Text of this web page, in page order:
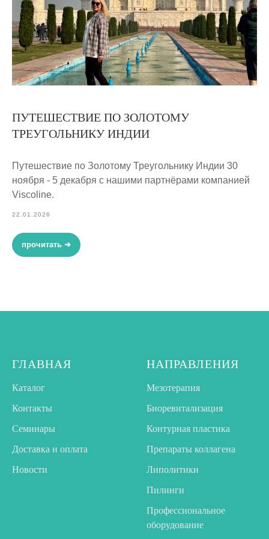
ПУТЕШЕСТВИЕ ПО ЗОЛОТОМУ
ТРЕУГОЛЬНИКУ ИНДИИ
Путешествие по Золотому Треугольнику Индии 30
ноября - 5 декабря с нашими партнёрами компанией
Viscoline.
22.01.2026
прочитать ➜
ГЛАВНАЯ
Каталог
Контакты
Семинары
Доставка и оплата
Новости
НАПРАВЛЕНИЯ
Мезотерапия
Биоревитализация
Контурная пластика
Препараты коллагена
Липолитики
Пилинги
Профессиональное
оборудование